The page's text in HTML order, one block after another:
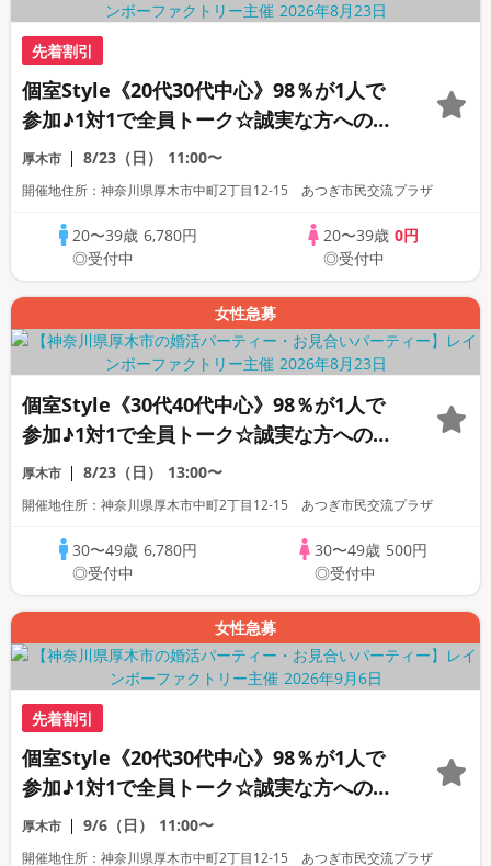
先着割引
個室Style《20代30代中心》98％が1人で
参加♪1対1で全員トーク☆誠実な方への婚
活パーティー
厚木市 8/23（日） 11:00〜
開催地住所：神奈川県厚木市中町2丁目12-15 あつぎ市民交流プラザ
20〜39歳 6,780円
◎受付中
20〜39歳 0円
◎受付中
女性急募
個室Style《30代40代中心》98％が1人で
参加♪1対1で全員トーク☆誠実な方への婚
活パーティー
厚木市 8/23（日） 13:00〜
開催地住所：神奈川県厚木市中町2丁目12-15 あつぎ市民交流プラザ
30〜49歳 6,780円
◎受付中
30〜49歳 500円
◎受付中
女性急募
先着割引
個室Style《20代30代中心》98％が1人で
参加♪1対1で全員トーク☆誠実な方への婚
活パーティー
厚木市 9/6（日） 11:00〜
開催地住所：神奈川県厚木市中町2丁目12-15 あつぎ市民交流プラザ